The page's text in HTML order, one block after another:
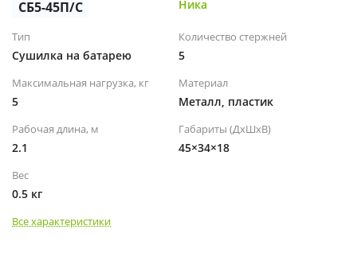
СБ5-45П/С Ника
Тип
Сушилка на батарею
Количество стержней
5
Максимальная нагрузка, кг
5
Материал
Металл, пластик
Рабочая длина, м
2.1
Габариты (ДхШхВ)
45×34×18
Вес
0.5 кг
Все характеристики